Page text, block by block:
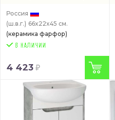
Россия
(ш.в.г.) 66x22x45 см.
(керамика фарфор)
4 423